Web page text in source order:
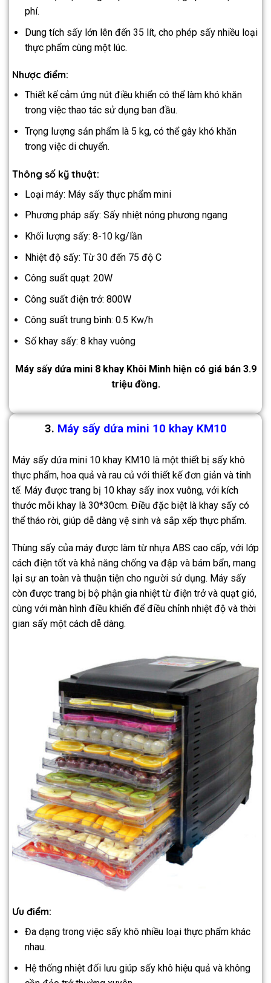
phí.
Dung tích sấy lớn lên đến 35 lít, cho phép sấy nhiều loại
thực phẩm cùng một lúc.
Nhược điểm:
Thiết kế cảm ứng nút điều khiển có thể làm khó khăn
trong việc thao tác sử dụng ban đầu.
Trọng lượng sản phẩm là 5 kg, có thể gây khó khăn
trong việc di chuyển.
Thông số kỹ thuật:
Loại máy: Máy sấy thực phẩm mini
Phương pháp sấy: Sấy nhiệt nóng phương ngang
Khối lượng sấy: 8-10 kg/lần
Nhiệt độ sấy: Từ 30 đến 75 độ C
Công suất quạt: 20W
Công suất điện trở: 800W
Công suất trung bình: 0.5 Kw/h
Số khay sấy: 8 khay vuông
Máy sấy dứa mini 8 khay Khôi Minh hiện có giá bán 3.9
triệu đồng.
3. Máy sấy dứa mini 10 khay KM10
Máy sấy dứa mini 10 khay KM10 là một thiết bị sấy khô
thực phẩm, hoa quả và rau củ với thiết kế đơn giản và tinh
tế. Máy được trang bị 10 khay sấy inox vuông, với kích
thước mỗi khay là 30*30cm. Điều đặc biệt là khay sấy có
thể tháo rời, giúp dễ dàng vệ sinh và sắp xếp thực phẩm.
Thùng sấy của máy được làm từ nhựa ABS cao cấp, với lớp
cách điện tốt và khả năng chống va đập và bám bẩn, mang
lại sự an toàn và thuận tiện cho người sử dụng. Máy sấy
còn được trang bị bộ phận gia nhiệt từ điện trở và quạt gió,
cùng với màn hình điều khiển để điều chỉnh nhiệt độ và thời
gian sấy một cách dễ dàng.
Ưu điểm:
Đa dạng trong việc sấy khô nhiều loại thực phẩm khác
nhau.
Hệ thống nhiệt đối lưu giúp sấy khô hiệu quả và không